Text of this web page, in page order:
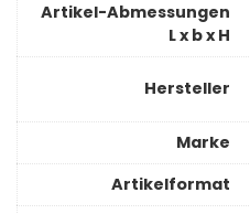
Artikel-Abmessungen
L x b x H
Hersteller
Marke
Artikelformat